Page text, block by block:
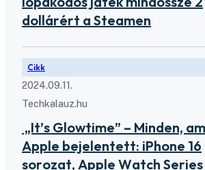
dollárért a Steamen
Cikk
2024.09.11.
Techkalauz.hu
„It’s Glowtime” – Minden,
Apple bejelentett: iPhone 16
sorozat, Apple Watch Series